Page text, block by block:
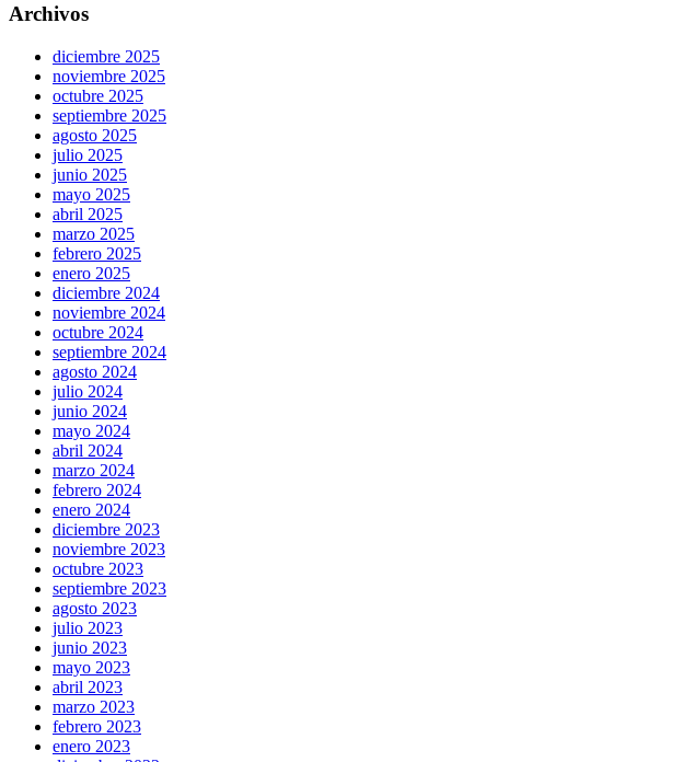
Archivos
diciembre 2025
noviembre 2025
octubre 2025
septiembre 2025
agosto 2025
julio 2025
junio 2025
mayo 2025
abril 2025
marzo 2025
febrero 2025
enero 2025
diciembre 2024
noviembre 2024
octubre 2024
septiembre 2024
agosto 2024
julio 2024
junio 2024
mayo 2024
abril 2024
marzo 2024
febrero 2024
enero 2024
diciembre 2023
noviembre 2023
octubre 2023
septiembre 2023
agosto 2023
julio 2023
junio 2023
mayo 2023
abril 2023
marzo 2023
febrero 2023
enero 2023